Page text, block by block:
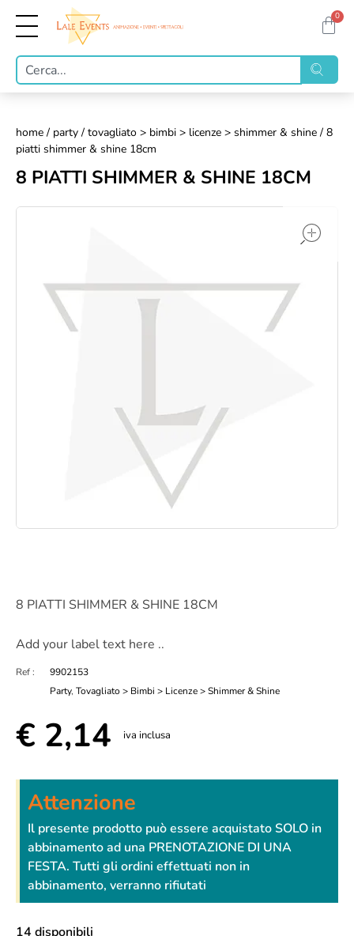
0
home / party / tovagliato > bimbi > licenze > shimmer & shine / 8
piatti shimmer & shine 18cm
8 PIATTI SHIMMER & SHINE 18CM
8 PIATTI SHIMMER & SHINE 18CM
Add your label text here ..
Ref :
9902153
Party, Tovagliato > Bimbi > Licenze > Shimmer & Shine
€ 2,14 iva inclusa
Attenzione
Il presente prodotto può essere acquistato SOLO in
abbinamento ad una PRENOTAZIONE DI UNA
FESTA. Tutti gli ordini effettuati non in
abbinamento, verranno rifiutati
14 disponibili